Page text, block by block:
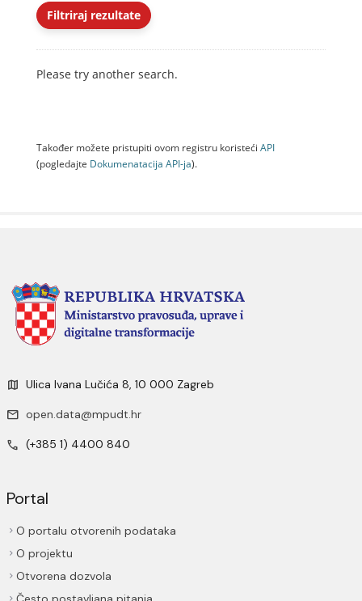
Filtriraj rezultate
Please try another search.
Također možete pristupiti ovom registru koristeći API
(pogledajte Dokumenаtаcijа API-jа).